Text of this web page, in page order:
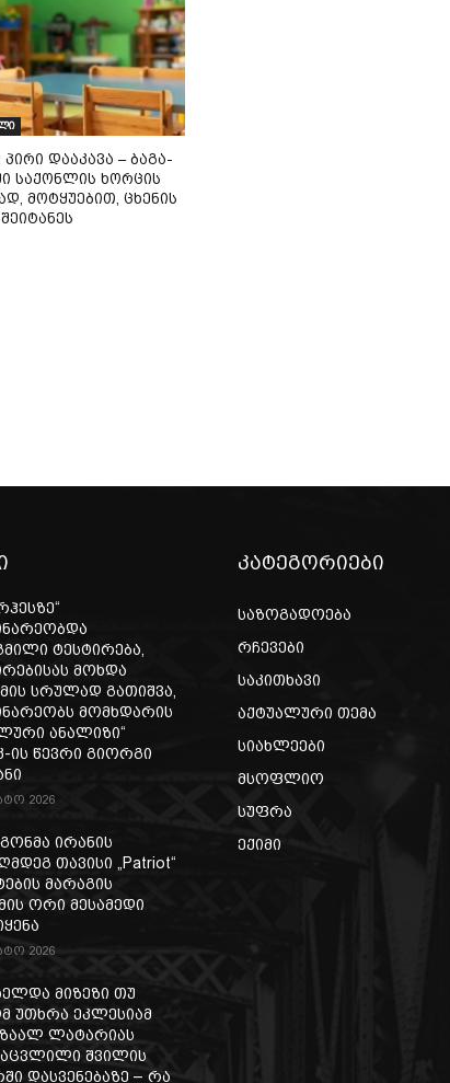
პირი დააკავა – ბაგა-
საქონლის ხორცის
მოტყუებით, ცხენის
ტესტირება,
მოხდა
სრულად გათიშვა,
მომხდარის
ანალიზი“
ის წევრი გიორგი
2026
ირანის
თავისი „Patriot“
მარაგის
ორი მესამედი
2026
მიზეზი თუ
უთხრა ეკლესიამ
ლატარიას
შვილის
დასვენებაზე – რა
კატეგორიები
საზოგადოება
რჩევები
საკითხავი
აქტუალური თემა
სიახლეები
მსოფლიო
სუფრა
ექიმი